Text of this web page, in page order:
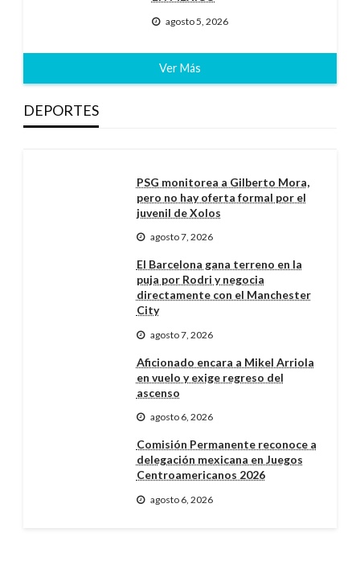
agosto 5, 2026
Ver Más
DEPORTES
PSG monitorea a Gilberto Mora,
pero no hay oferta formal por el
juvenil de Xolos
agosto 7, 2026
El Barcelona gana terreno en la
puja por Rodri y negocia
directamente con el Manchester
City
agosto 7, 2026
Aficionado encara a Mikel Arriola
en vuelo y exige regreso del
ascenso
agosto 6, 2026
Comisión Permanente reconoce a
delegación mexicana en Juegos
Centroamericanos 2026
agosto 6, 2026